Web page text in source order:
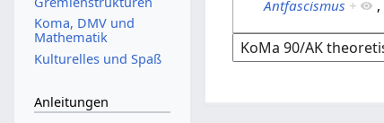
Antfascismus + ,
Koma, DMV und
Mathematik
Kulturelles und Spaß
Anleitungen